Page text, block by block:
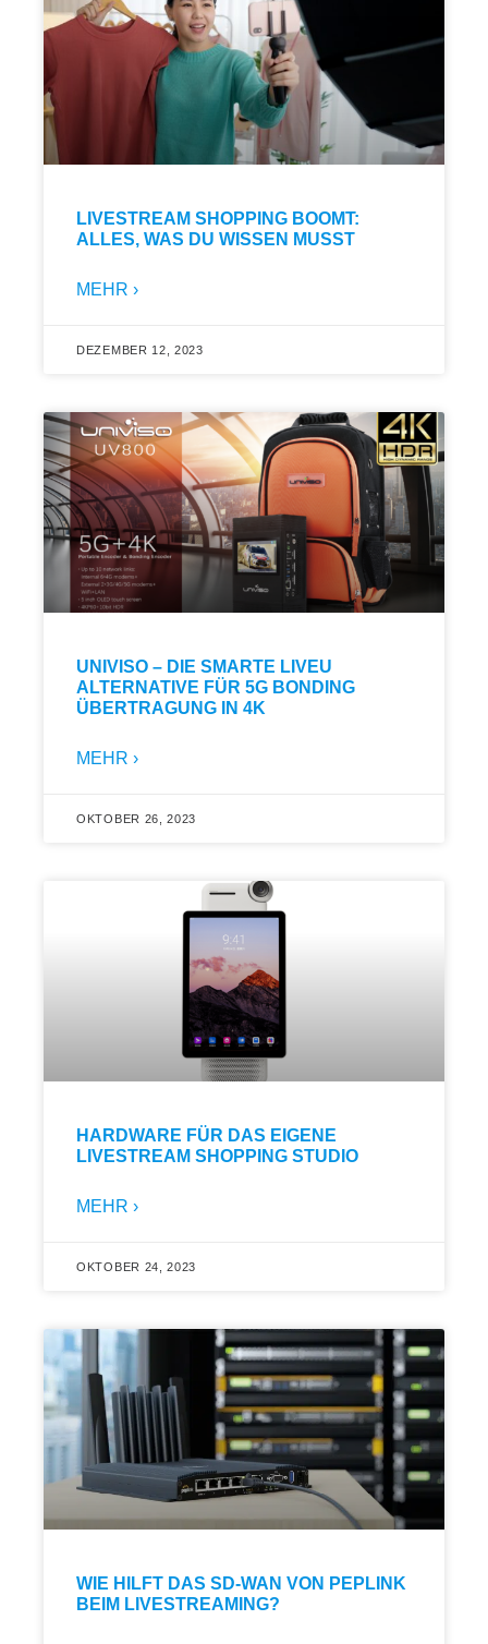
LIVESTREAM SHOPPING BOOMT:
ALLES, WAS DU WISSEN MUSST
MEHR ›
DEZEMBER 12, 2023
UNIVISO – DIE SMARTE LIVEU
ALTERNATIVE FÜR 5G BONDING
ÜBERTRAGUNG IN 4K
MEHR ›
OKTOBER 26, 2023
HARDWARE FÜR DAS EIGENE
LIVESTREAM SHOPPING STUDIO
MEHR ›
OKTOBER 24, 2023
WIE HILFT DAS SD-WAN VON PEPLINK
BEIM LIVESTREAMING?